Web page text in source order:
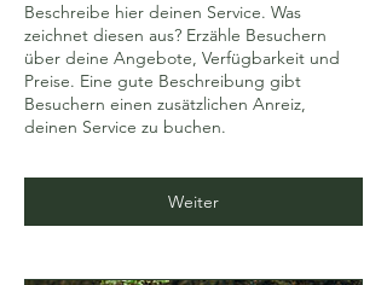
Beschreibe hier deinen Service. Was
zeichnet diesen aus? Erzähle Besuchern
über deine Angebote, Verfügbarkeit und
Preise. Eine gute Beschreibung gibt
Besuchern einen zusätzlichen Anreiz,
deinen Service zu buchen.
Weiter